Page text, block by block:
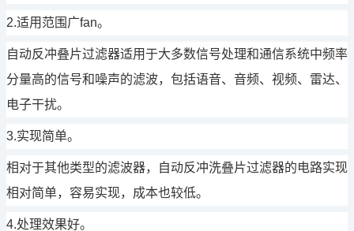
2.适用范围广fan。
自动反冲叠片过滤器适用于大多数信号处理和通信系统中频率
分量高的信号和噪声的滤波，包括语音、音频、视频、雷达、
电子干扰。
3.实现简单。
相对于其他类型的滤波器，自动反冲洗叠片过滤器的电路实现
相对简单，容易实现，成本也较低。
4.处理效果好。